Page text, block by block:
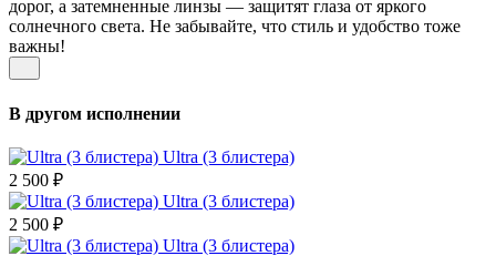
дорог, а затемненные линзы — защитят глаза от яркого
солнечного света. Не забывайте, что стиль и удобство тоже
важны!
В другом исполнении
Ultra (3 блистера)
2 500 ₽
Ultra (3 блистера)
2 500 ₽
Ultra (3 блистера)